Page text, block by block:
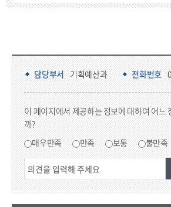
담당부서 기획예산과 전화번호
이 페이지에서 제공하는 정보에 대하여 어느
까?
매우만족 만족 보통 불만족